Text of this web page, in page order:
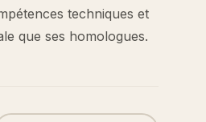
techniques et
que ses homologues.